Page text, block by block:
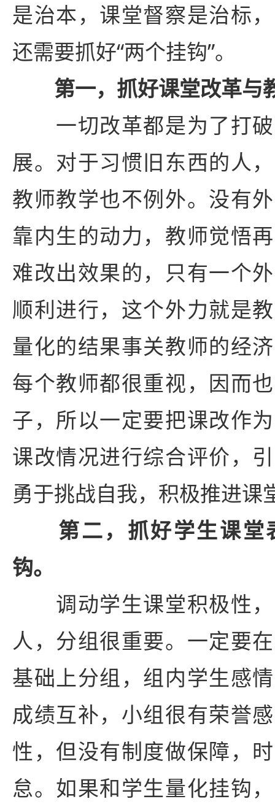
是治本，课堂督察是治标
还需要抓好“两个挂钩”。
第一，抓好课堂改革与
一切改革都是为了打
展。对于习惯旧东西的人
教师教学也不例外。没有
靠内生的动力，教师觉悟
难改出效果的，只有一个
顺利进行，这个外力就是
量化的结果事关教师的经
每个教师都很重视，因而
子，所以一定要把课改作
课改情况进行综合评价，
勇于挑战自我，积极推进课
第二，抓好学生课堂
钩。
调动学生课堂积极性
人，分组很重要。一定要
基础上分组，组内学生感
成绩互补，小组很有荣誉
性，但没有制度做保障，
怠。如果和学生量化挂钩